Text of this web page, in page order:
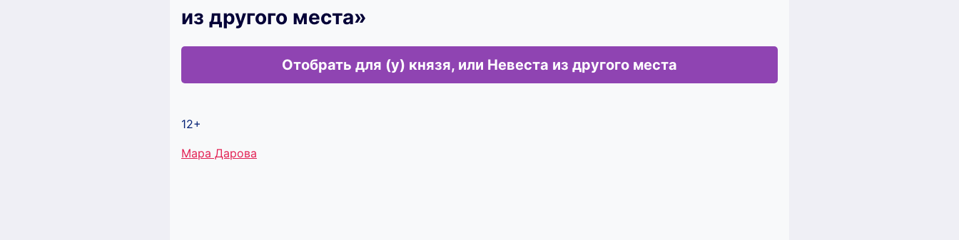
из другого места»
Отобрать для (у) князя, или Невеста из другого места
12+
Метки
Мара Дарова